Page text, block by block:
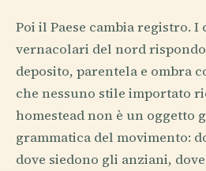
Poi il Paese cambia registro. I
vernacolari del nord
deposito, parentela e ombra
che nessuno stile importato
homestead non è un oggetto
grammatica del movimento:
dove siedono gli anziani,